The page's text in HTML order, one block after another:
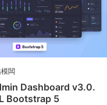
闆
Dashboard v3.0.
Bootstrap 5